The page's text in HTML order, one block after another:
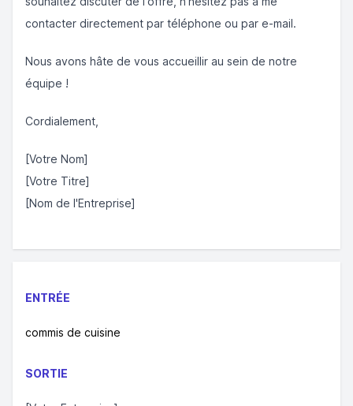
contacter directement par téléphone ou par e-mail.
Nous avons hâte de vous accueillir au sein de notre
équipe !
Cordialement,
[Votre Nom]
[Votre Titre]
[Nom de l'Entreprise]
ENTRÉE
commis de cuisine
SORTIE